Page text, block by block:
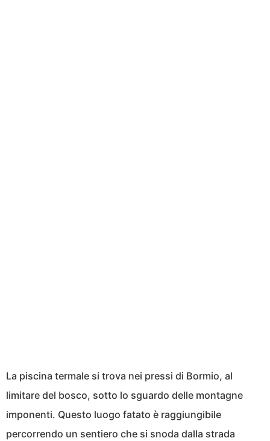
La piscina termale si trova nei pressi di Bormio, al
limitare del bosco, sotto lo sguardo delle montagne
imponenti. Questo luogo fatato è raggiungibile
percorrendo un sentiero che si snoda dalla strada